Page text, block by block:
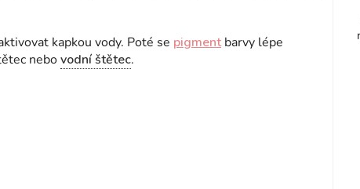
kapkou vody. Poté se pigmentbarvy lépe
nebovodní štětec.